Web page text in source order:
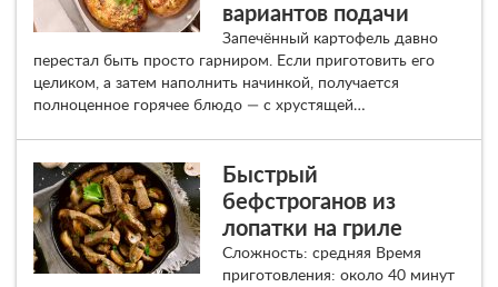
вариантов подачи
Запечённый картофель давно
перестал быть просто гарниром. Если приготовить его
целиком, а затем наполнить начинкой, получается
полноценное горячее блюдо — с хрустящей…
Быстрый
бефстроганов из
лопатки на гриле
Сложность: средняя Время
приготовления: около 40 минут